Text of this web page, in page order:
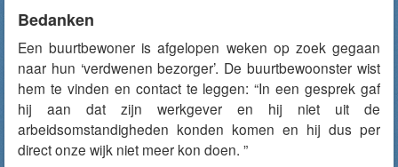
Bedanken
Een buurtbewoner is afgelopen weken op zoek gegaan
naar hun ‘verdwenen bezorger’. De buurtbewoonster wist
hem te vinden en contact te leggen: “In een gesprek gaf
hij aan dat zijn werkgever en hij niet uit de
arbeidsomstandigheden konden komen en hij dus per
direct onze wijk niet meer kon doen. ”